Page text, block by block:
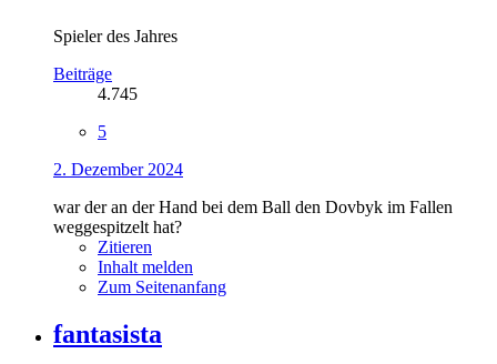
Spieler des Jahres
Beiträge
4.745
5
2. Dezember 2024
war der an der Hand bei dem Ball den Dovbyk im Fallen
weggespitzelt hat?
Zitieren
Inhalt melden
Zum Seitenanfang
fantasista